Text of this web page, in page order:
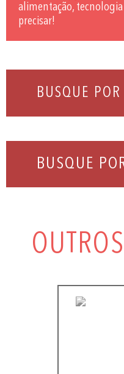
alimentação,
precisar!
BUSQUE